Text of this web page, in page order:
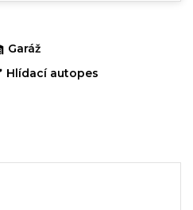
Garáž
Hlídací autopes